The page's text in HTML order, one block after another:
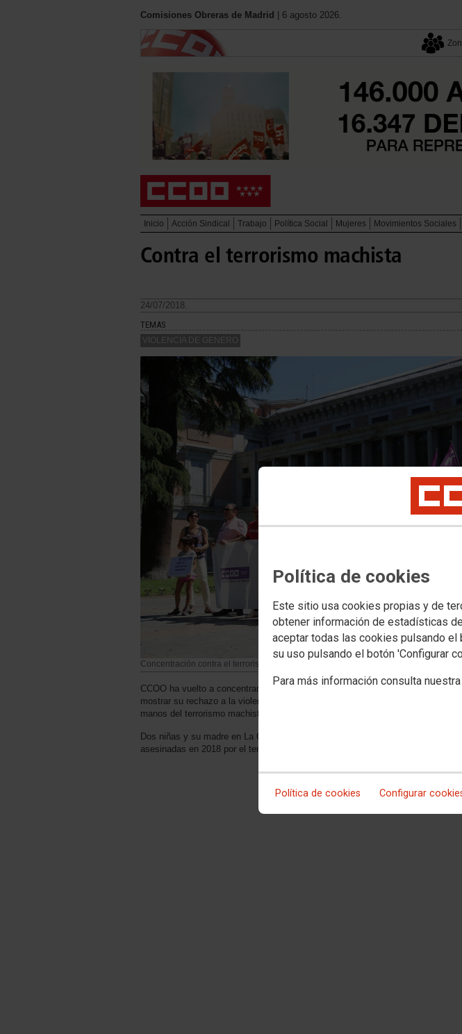
Política de cookies
Este sitio usa cookies propias y de
obtener información de estadísticas
aceptar todas las cookies pulsando el
su uso pulsando el botón 'Configurar
Para más información consulta nuestra
Política de cookies Configurar
Comisiones Obreras de Madrid | 6 agosto 2026.
Inicio Acción Sindical Trabajo Política Social Mujeres Movimientos Sociales
Contra el terrorismo machista
24/07/2018.
TEMAS
VIOLENCIA DE GENERO
Concentración contra el terrorismo machista
CCOO ha vuelto a concentrarse frente a la Estatua de Velázquez (en el
mostrar su rechazo a la violencia de género y en solidaridad con las cinco
manos del terrorismo machista.
Dos niñas y su madre en La Orotava (Tenerife), una mujer en La Coruña y otra
asesinadas en 2018 por el terrorismo machista, 9 en el mes de julio.